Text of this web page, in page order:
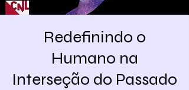
Redefinindo o
Humano na
Interseção do Passado